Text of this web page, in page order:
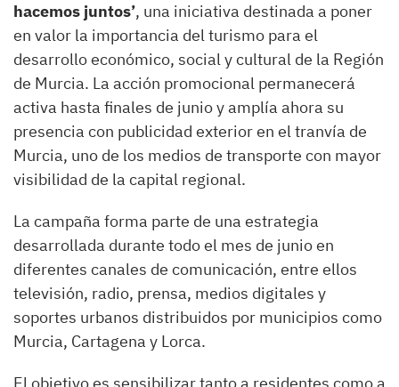
hacemos juntos’, una iniciativa destinada a poner
en valor la importancia del turismo para el
desarrollo económico, social y cultural de la Región
de Murcia. La acción promocional permanecerá
activa hasta finales de junio y amplía ahora su
presencia con publicidad exterior en el tranvía de
Murcia, uno de los medios de transporte con mayor
visibilidad de la capital regional.
La campaña forma parte de una estrategia
desarrollada durante todo el mes de junio en
diferentes canales de comunicación, entre ellos
televisión, radio, prensa, medios digitales y
soportes urbanos distribuidos por municipios como
Murcia, Cartagena y Lorca.